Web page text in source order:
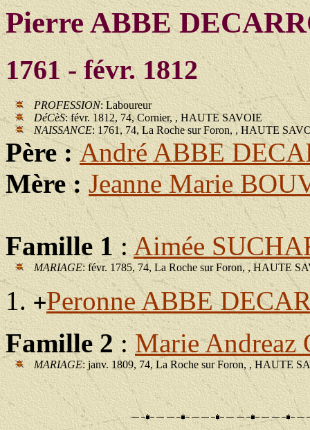
Pierre ABBE
1761 - févr. 1812
PROFESSION: Laboureur
DéCèS: févr. 1812, 74, Cornier, , HAUTE SAVOIE
NAISSANCE: 1761, 74, La Roche sur Foron, , HAUTE
Père :André ABBE
Mère :Jeanne Marie
Famille 1:Aimée
MARIAGE: févr. 1785, 74, La Roche sur Foron, , HAUTE
+Peronne ABBE
Famille 2:Marie Andreaz
MARIAGE: janv. 1809, 74, La Roche sur Foron, , HAUTE